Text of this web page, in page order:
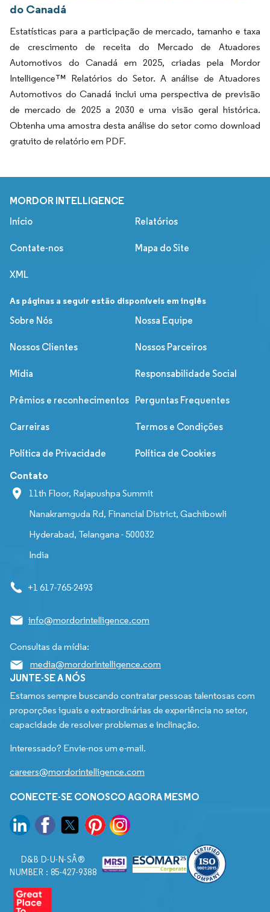
do Canadá
Estatísticas para a participação de mercado, tamanho e taxa
de crescimento de receita do Mercado de Atuadores
Automotivos do Canadá em 2025, criadas pela Mordor
Intelligence™ Relatórios do Setor. A análise de Atuadores
Automotivos do Canadá inclui uma perspectiva de previsão
de mercado de 2025 a 2030 e uma visão geral histórica.
Obtenha uma amostra desta análise do setor como download
gratuito de relatório em PDF.
MORDOR INTELLIGENCE
Início Relatórios
Contate-nos Mapa do Site
XML
As páginas a seguir estão disponíveis em inglês
Sobre Nós
Nossa Equipe
Nossos Clientes Nossos Parceiros
Mídia Responsabilidade Social
Prêmios e reconhecimentos Perguntas Frequentes
Carreiras Termos e Condições
Política de Privacidade Política de Cookies
Contato
11th Floor, Rajapushpa Summit
Nanakramguda Rd, Financial District, Gachibowli
Hyderabad, Telangana - 500032
India
+1 617-765-2493
info@mordorintelligence.com
Consultas da mídia:
media@mordorintelligence.com
JUNTE-SE A NÓS
Estamos sempre buscando contratar pessoas talentosas com
proporções iguais e extraordinárias de experiência no setor,
capacidade de resolver problemas e inclinação.
Interessado? Envie-nos um e-mail.
careers@mordorintelligence.com
CONECTE-SE CONOSCO AGORA MESMO
D&B D-U-N-SÂ®
NUMBER : 85-427-9388